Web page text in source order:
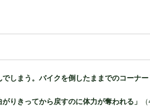
でしまう。バイクを倒したままでのコーナー
りきってから戻すのに体力が奪われる」